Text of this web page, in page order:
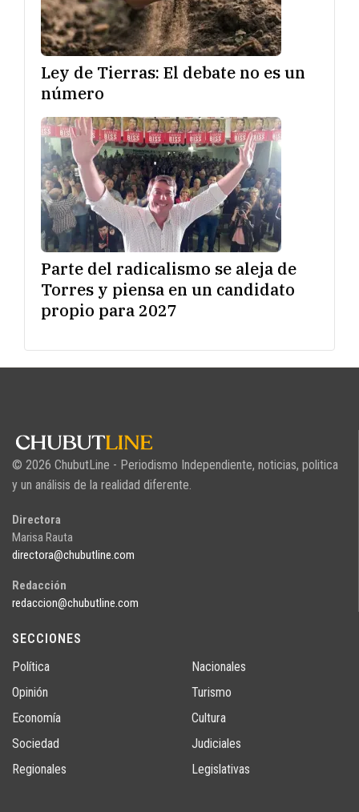
Ley de Tierras: El debate no es un
número
Parte del radicalismo se aleja de
Torres y piensa en un candidato
propio para 2027
© 2026 ChubutLine - Periodismo Independiente, noticias, politica
y un análisis de la realidad diferente.
Directora
Marisa Rauta
directora@chubutline.com
Redacción
redaccion@chubutline.com
SECCIONES
Política
Opinión
Economía
Sociedad
Regionales
Nacionales
Turismo
Cultura
Judiciales
Legislativas